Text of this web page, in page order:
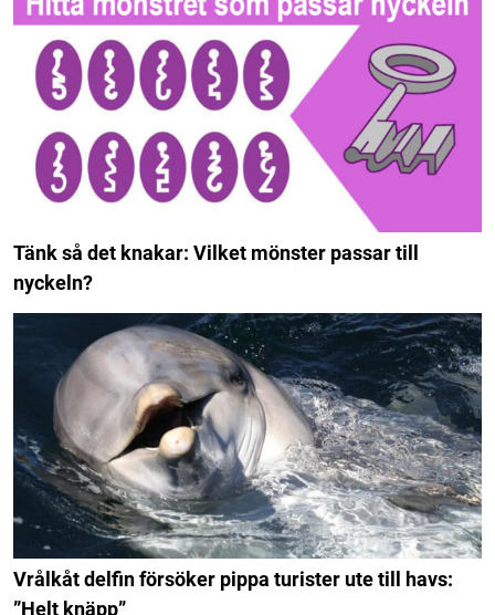
Tänk så det knakar: Vilket mönster passar till
nyckeln?
Vrålkåt delfin försöker pippa turister ute till havs:
”Helt knäpp”